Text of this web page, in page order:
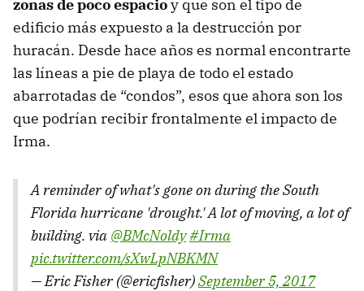
zonas de poco espacioy que son el tipo de
edificio más expuesto a la destrucción por
huracán. Desde hace años es normal encontrarte
las líneas a pie de playa de todo el estado
abarrotadas de “condos”, esos que ahora son los
que podrían recibir frontalmente el impacto de
Irma.
A reminder of what's gone on during the South
Florida hurricane 'drought.' A lot of moving, a lot of
building. via @BMcNoldy#Irma
pic.twitter.com/sXwLpNBKMN
— Eric Fisher (@ericfisher)September 5, 2017